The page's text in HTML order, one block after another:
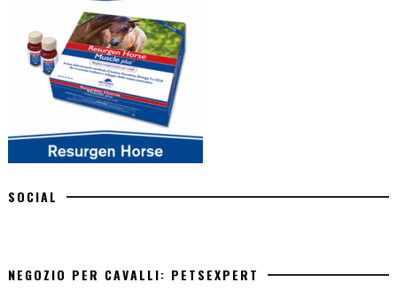
SOCIAL
NEGOZIO PER CAVALLI: PETSEXPERT